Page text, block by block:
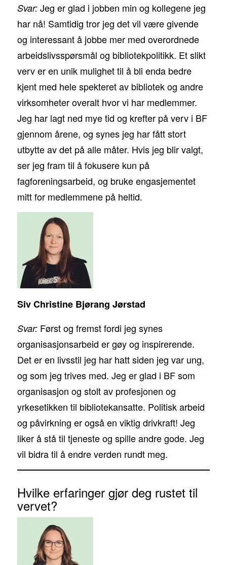
Svar: Jeg er glad i jobben min og kollegene jeg
har nå! Samtidig tror jeg det vil være givende
og interessant å jobbe mer med overordnede
arbeidslivsspørsmål og bibliotekpolitikk. Et slikt
verv er en unik mulighet til å bli enda bedre
kjent med hele spekteret av bibliotek og andre
virksomheter overalt hvor vi har medlemmer.
Jeg har lagt ned mye tid og krefter på verv i BF
gjennom årene, og synes jeg har fått stort
utbytte av det på alle måter. Hvis jeg blir valgt,
ser jeg fram til å fokusere kun på
fagforeningsarbeid, og bruke engasjementet
mitt for medlemmene på heltid.
Siv Christine Bjørang Jørstad
Svar:Først og fremst fordi jeg synes
organisasjonsarbeid er gøy og inspirerende.
Det er en livsstil jeg har hatt siden jeg var ung,
og som jeg trives med. Jeg er glad i BF som
organisasjon og stolt av profesjonen og
yrkesetikken til bibliotekansatte. Politisk arbeid
og påvirkning er også en viktig drivkraft! Jeg
liker å stå til tjeneste og spille andre gode. Jeg
vil bidra til å endre verden rundt meg.
Hvilke erfaringer gjør deg rustet til
vervet?